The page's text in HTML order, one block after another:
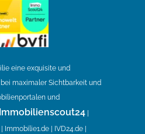
eine exquisite und
maximaler Sichtbarkeit und
und
Immobilienscout24
| Immobilie1.de | IVD24.de |